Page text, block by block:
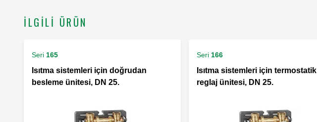
İLGILI ÜRÜN
Seri 165
Isıtma sistemleri için doğrudan
besleme ünitesi, DN 25.
Seri 166
Isıtma sistemleri için termostatik
reglaj ünitesi, DN 25.